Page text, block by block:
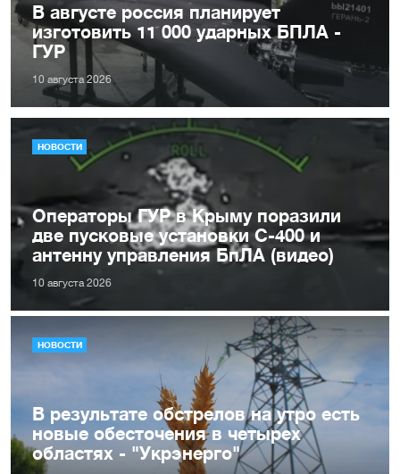
В августе россия планирует
изготовить 11 000 ударных БПЛА -
ГУР
10 августа 2026
НОВОСТИ
Операторы ГУР в Крыму поразили
две пусковые установки С-400 и
антенну управления БпЛА (видео)
10 августа 2026
НОВОСТИ
В результате обстрелов на утро есть
новые обесточения в четырех
областях - "Укрэнерго"